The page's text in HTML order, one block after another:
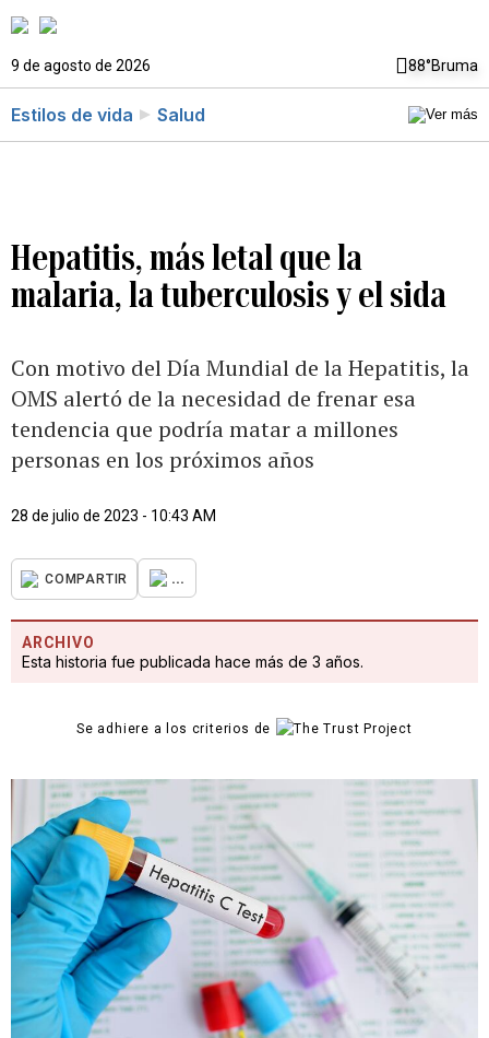
9 de agosto de 2026 88°Bruma
Estilos de vida Salud
Hepatitis, más letal que la
malaria, la tuberculosis y el sida
Con motivo del Día Mundial de la Hepatitis, la
OMS alertó de la necesidad de frenar esa
tendencia que podría matar a millones
personas en los próximos años
28 de julio de 2023 - 10:43 AM
COMPARTIR ...
ARCHIVO
Esta historia fue publicada hace más de 3 años.
Se adhiere a los criterios de